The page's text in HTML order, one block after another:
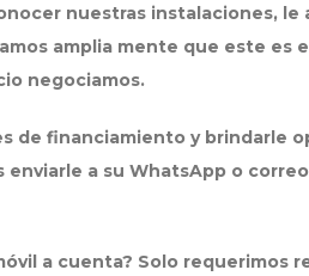
nuestras instalaciones, le
amplia mente que este es
negociamos.
de financiamiento y brindarle
enviarle a su WhatsApp o
a cuenta? Solo requerimos